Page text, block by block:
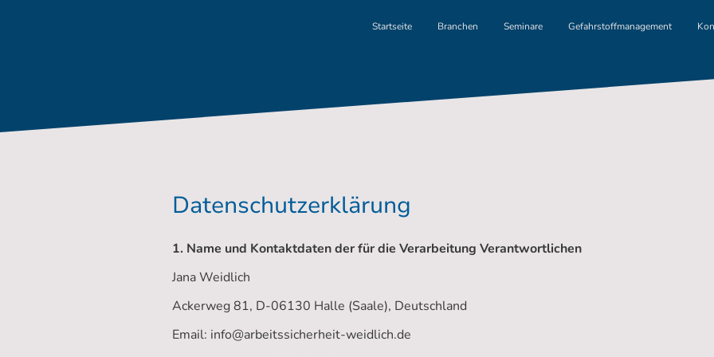
Startseite Branchen Seminare Gefahrstoffmanagement
Datenschutzerklärung
1. Name und Kontaktdaten der für die Verarbeitung Verantwortlichen
Jana Weidlich
Ackerweg 81, D-06130 Halle (Saale), Deutschland
Email: info@arbeitssicherheit-weidlich.de